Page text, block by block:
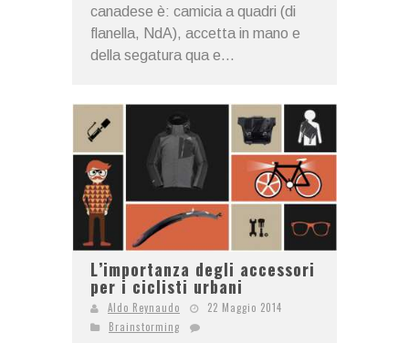
canadese è: camicia a quadri (di
flanella, NdA), accetta in mano e
della segatura qua e...
L’importanza degli accessori
per i ciclisti urbani
Aldo Reynaudo
22 Maggio 2014
Brainstorming